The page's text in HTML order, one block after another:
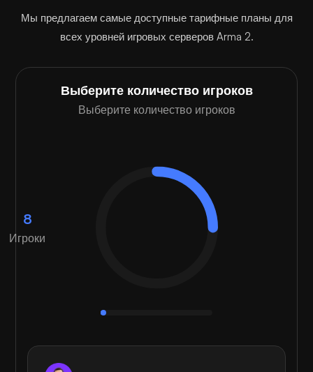
Мы предлагаем самые доступные тарифные планы для
всех уровней игровых серверов Arma 2.
Выберите количество игроков
Выберите количество игроков
8
Игроки